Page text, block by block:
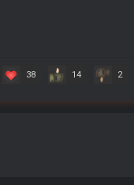
38 14 2